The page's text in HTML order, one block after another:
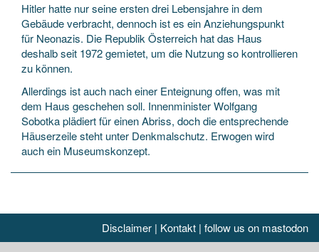
Hitler hatte nur seine ersten drei Lebensjahre in dem
Gebäude verbracht, dennoch ist es ein Anziehungspunkt
für Neonazis. Die Republik Österreich hat das Haus
deshalb seit 1972 gemietet, um die Nutzung so kontrollieren
zu können.
Allerdings ist auch nach einer Enteignung offen, was mit
dem Haus geschehen soll. Innenminister Wolfgang
Sobotka plädiert für einen Abriss, doch die entsprechende
Häuserzeile steht unter Denkmalschutz. Erwogen wird
auch ein Museumskonzept.
Disclaimer | Kontakt | follow us on mastodon